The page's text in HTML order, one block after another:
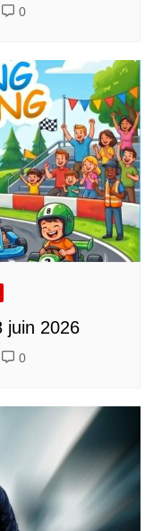
0
juin 2026
0